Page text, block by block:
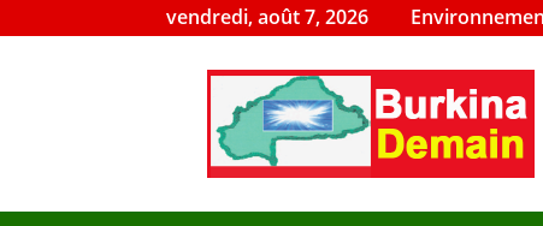
vendredi, août 7, 2026
Burkina
Demain